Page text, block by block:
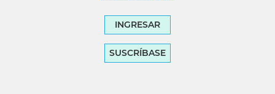
INGRESAR
SUSCRÍBASE